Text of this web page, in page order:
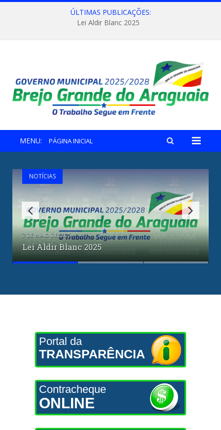
ÚLTIMAS PUBLICAÇÕES:
Lei Aldir Blanc 2025
MENU: PÁGINA INICIAL
Lei Aldir Blanc 2025
NOTÍCIAS
23 DE ABRIL DE 2025
37º Aniversário
Felipe Amorim é a primeira atração
confirmada para o aniversário de Brejo
Grande do Araguaia
Portal da
TRANSPARÊNCIA
Contracheque
ONLINE